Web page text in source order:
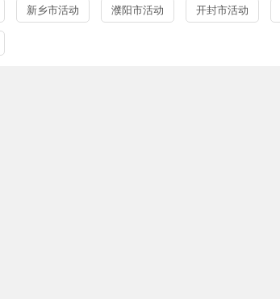
新乡市活动 濮阳市活动 开封市活动